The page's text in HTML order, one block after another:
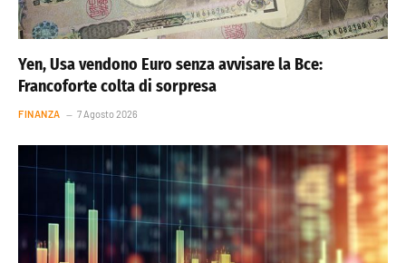
Yen, Usa vendono Euro senza avvisare la Bce:
Francoforte colta di sorpresa
FINANZA 7 Agosto 2026